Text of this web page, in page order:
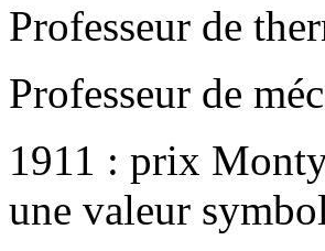
Professeur de
Professeur de
1911 : prix
une valeur